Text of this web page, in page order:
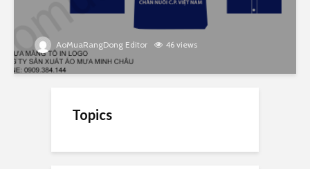
AoMuaRangDong Editor 46 views
Topics